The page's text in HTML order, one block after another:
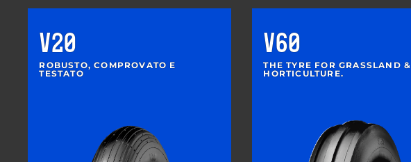
V20
ROBUSTO, COMPROVATO E
TESTATO
V60
THE TYRE FOR GRASSLAND &
HORTICULTURE.